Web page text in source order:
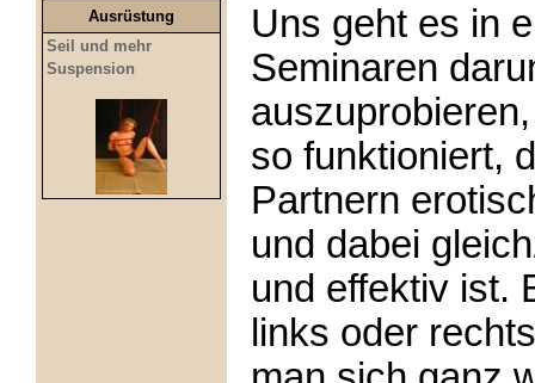
Ausrüstung
Seil und mehr
Suspension
Uns geht es in
Seminaren
so funktioniert,
Partnern
und dabei
und effektiv ist.
links oder